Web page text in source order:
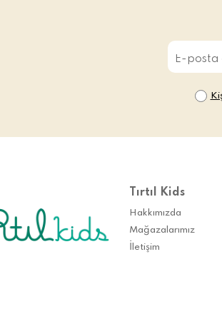
Tırtıl Kids
Hakkımızda
Mağazalarımız
İletişim